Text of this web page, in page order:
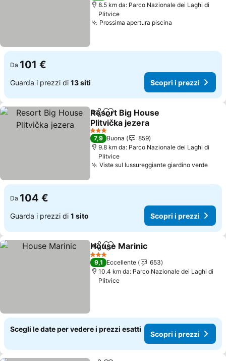
8.5 km da: Parco Nazionale dei Laghi di
Plitvice
Prossima apertura piscina
Da 101 €
Guarda i prezzi di 13 siti Scopri i prezzi
CondividiAggiungi ai preferiti
Resort Big House
Plitvička jezera
Scopri i prezzi
3 Stelle
7,9 Buona
859
9.8 km da: Parco Nazionale dei Laghi di
Plitvice
Viste sul lussureggiante giardino verde
Da 104 €
Guarda i prezzi di 1 sito Scopri i prezzi
CondividiAggiungi ai preferiti
House Marinic
3 Stelle
9,1 Eccellente
653
10.4 km da: Parco Nazionale dei Laghi di
Plitvice
Scegli le date per vedere i prezzi esatti
Scopri i prezzi